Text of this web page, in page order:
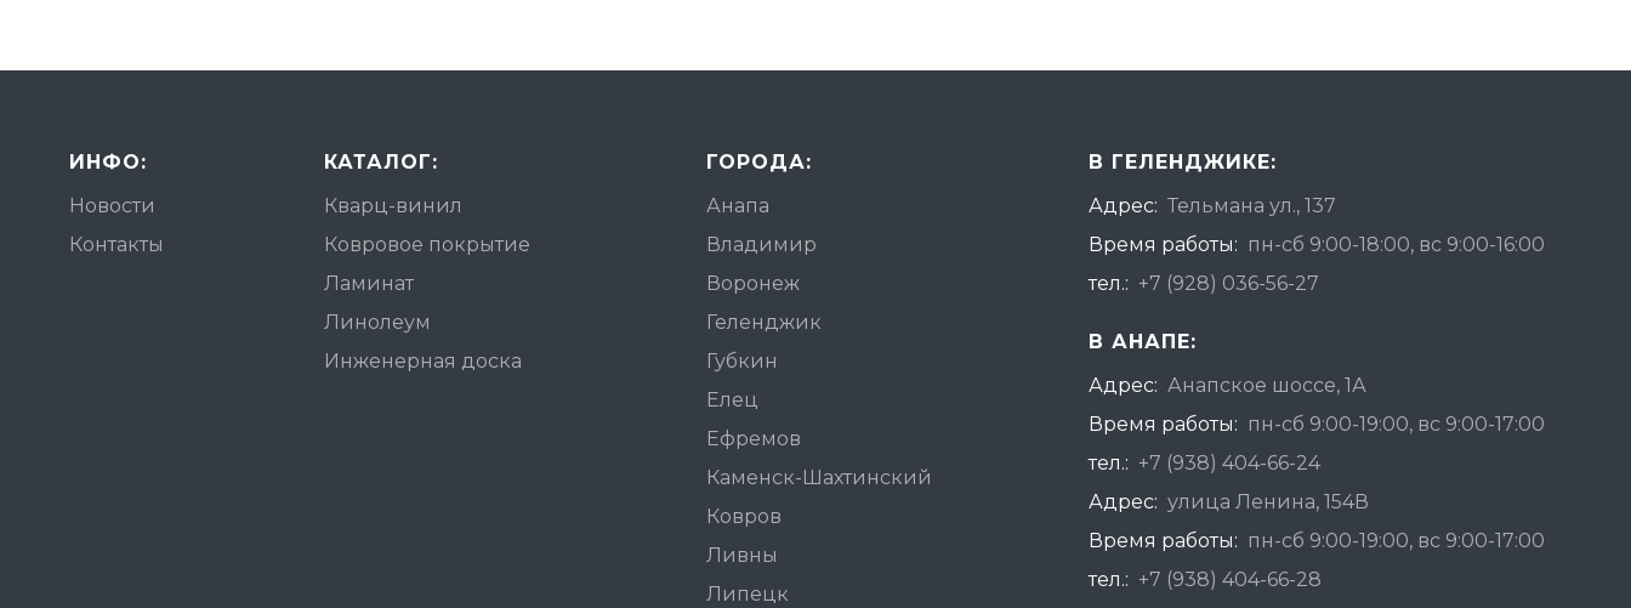
ИНФО:
Новости
Контакты
КАТАЛОГ:
Кварц-винил
Ковровое покрытие
Ламинат
Линолеум
Инженерная доска
ГОРОДА:
Анапа
Владимир
Воронеж
Геленджик
Губкин
Елец
Ефремов
Каменск-Шахтинский
Ковров
Ливны
Липецк
В ГЕЛЕНДЖИКЕ:
Адрес: Тельмана ул., 137
Время работы: пн-сб 9:00-18:00, вс 9:00-16:00
тел.: +7 (928) 036-56-27
В АНАПЕ:
Адрес: Анапское шоссе, 1А
Время работы: пн-сб 9:00-19:00, вс 9:00-17:00
тел.: +7 (938) 404-66-24
Адрес: улица Ленина, 154В
Время работы: пн-сб 9:00-19:00, вс 9:00-17:00
тел.: +7 (938) 404-66-28